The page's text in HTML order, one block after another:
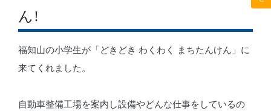
ん!
福知山の小学生が「どきどき わくわく まちたんけん」に
来てくれました。
自動車整備工場を案内し設備やどんな仕事をしているの